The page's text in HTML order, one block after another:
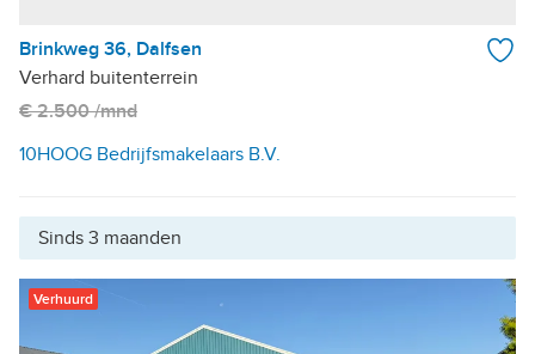
Brinkweg 36, Dalfsen
Verhard buitenterrein
€ 2.500 /mnd
10HOOG Bedrijfsmakelaars B.V.
Sinds 3 maanden
Verhuurd